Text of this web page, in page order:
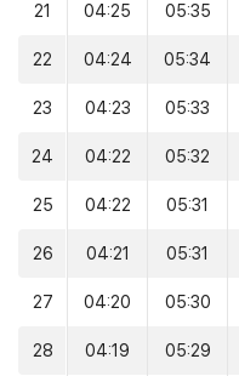
21 04:25 05:35
22 04:24 05:34
23 04:23 05:33
24 04:22 05:32
25 04:22 05:31
26 04:21 05:31
27 04:20 05:30
28 04:19 05:29